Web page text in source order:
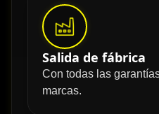
Salida de fábrica
Con todas las
marcas.